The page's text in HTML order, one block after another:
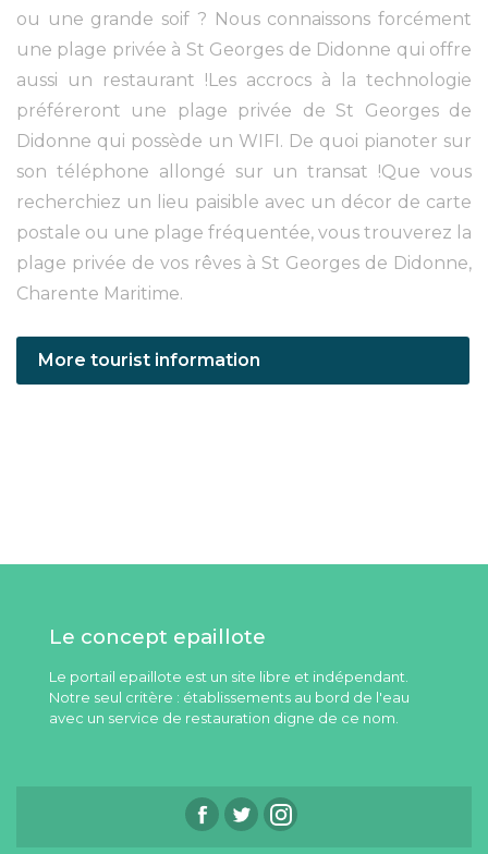
ou une grande soif ? Nous connaissons forcément
une plage privée à St Georges de Didonne qui offre
aussi un restaurant !Les accrocs à la technologie
préféreront une plage privée de St Georges de
Didonne qui possède un WIFI. De quoi pianoter sur
son téléphone allongé sur un transat !Que vous
recherchiez un lieu paisible avec un décor de carte
postale ou une plage fréquentée, vous trouverez la
plage privée de vos rêves à St Georges de Didonne,
Charente Maritime.
More tourist information
Le concept epaillote
Le portail epaillote est un site libre et indépendant.
Notre seul critère : établissements au bord de l'eau
avec un service de restauration digne de ce nom.